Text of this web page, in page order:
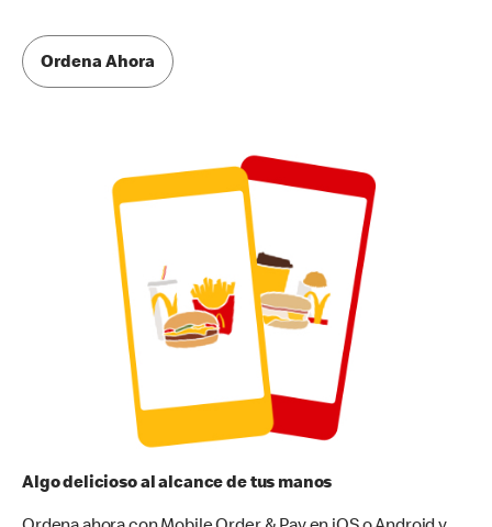
Ordena Ahora
Algo delicioso al alcance de tus manos